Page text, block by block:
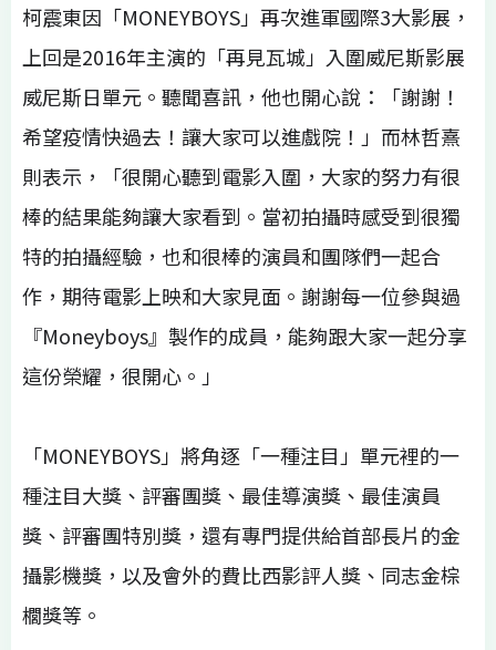
柯震東因「MONEYBOYS」再次進軍國際3大影展，
上回是2016年主演的「再見瓦城」入圍威尼斯影展
威尼斯日單元。聽聞喜訊，他也開心說：「謝謝！
希望疫情快過去！讓大家可以進戲院！」而林哲熹
則表示，「很開心聽到電影入圍，大家的努力有很
棒的結果能夠讓大家看到。當初拍攝時感受到很獨
特的拍攝經驗，也和很棒的演員和團隊們一起合
作，期待電影上映和大家見面。謝謝每一位參與過
『Moneyboys』製作的成員，能夠跟大家一起分享
這份榮耀，很開心。」
「MONEYBOYS」將角逐「一種注目」單元裡的一
種注目大獎、評審團獎、最佳導演獎、最佳演員
獎、評審團特別獎，還有專門提供給首部長片的金
攝影機獎，以及會外的費比西影評人獎、同志金棕
櫚獎等。